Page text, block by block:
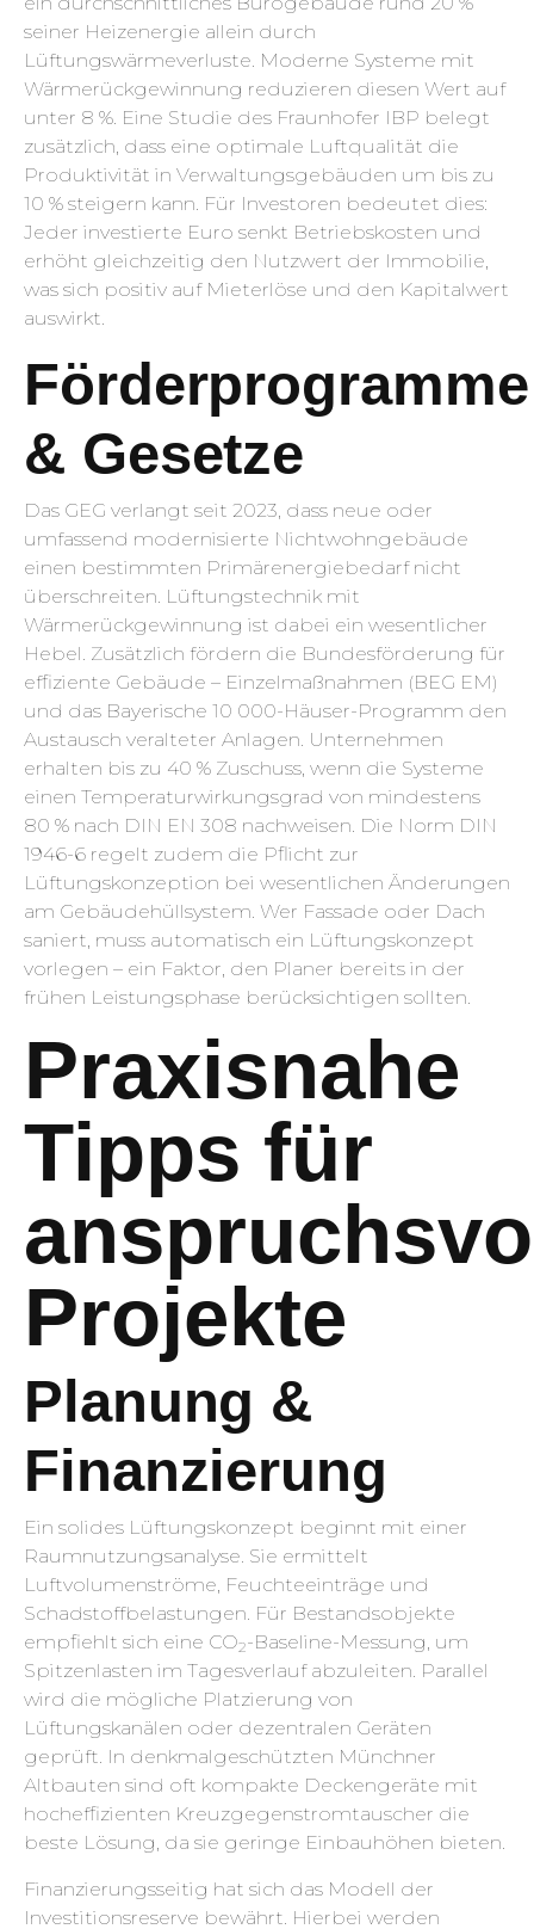
seiner Heizenergie allein durch
Lüftungswärmeverluste. Moderne Systeme mit
Wärmerückgewinnung reduzieren diesen Wert auf
unter 8 %. Eine Studie des Fraunhofer IBP belegt
zusätzlich, dass eine optimale Luftqualität die
Produktivität in Verwaltungsgebäuden um bis zu
10 % steigern kann. Für Investoren bedeutet dies:
Jeder investierte Euro senkt Betriebskosten und
erhöht gleichzeitig den Nutzwert der Immobilie,
was sich positiv auf Mieterlöse und den Kapitalwert
auswirkt.
Förderprogramme
& Gesetze
Das GEG verlangt seit 2023, dass neue oder
umfassend modernisierte Nichtwohngebäude
einen bestimmten Primärenergiebedarf nicht
überschreiten. Lüftungstechnik mit
Wärmerückgewinnung ist dabei ein wesentlicher
Hebel. Zusätzlich fördern die Bundesförderung für
effiziente Gebäude – Einzelmaßnahmen (BEG EM)
und das Bayerische 10 000-Häuser-Programm den
Austausch veralteter Anlagen. Unternehmen
erhalten bis zu 40 % Zuschuss, wenn die Systeme
einen Temperatur­wirkungsgrad von mindestens
80 % nach DIN EN 308 nachweisen. Die Norm DIN
1946-6 regelt zudem die Pflicht zur
Lüftungskonzeption bei wesentlichen Änderungen
am Gebäudehüll­system. Wer Fassade oder Dach
saniert, muss automatisch ein Lüftungskonzept
vorlegen – ein Faktor, den Planer bereits in der
frühen Leistungsphase berücksichtigen sollten.
Praxisnahe
Tipps für
Projekte
Planung &
Finanzierung
Ein solides Lüftungskonzept beginnt mit einer
Raumnutzungsanalyse. Sie ermittelt
Luftvolumenströme, Feuchte­einträge und
Schadstoffbelastungen. Für Bestandsobjekte
empfiehlt sich eine CO2-Baseline-Messung, um
Spitzenlasten im Tagesverlauf abzuleiten. Parallel
wird die mögliche Platzierung von
Lüftungskanälen oder dezentralen Geräten
geprüft. In denkmalgeschützten Münchner
Altbauten sind oft kompakte Deckengeräte mit
hoch­effizienten Kreuzgegenstrom­tauscher die
beste Lösung, da sie geringe Einbau­höhen bieten.
Finanzierungsseitig hat sich das Modell der
Investitionsreserve bewährt. Hierbei werden